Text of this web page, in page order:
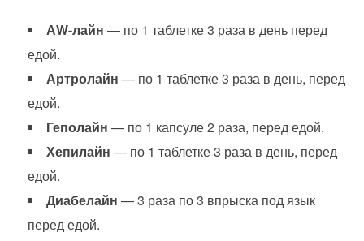
АW-лайн — по 1 таблетке 3 раза в день перед
едой.
Артролайн — по 1 таблетке 3 раза в день, перед
едой.
Геполайн — по 1 капсуле 2 раза, перед едой.
Хепилайн — по 1 таблетке 3 раза в день, перед
едой.
Диабелайн — 3 раза по 3 впрыска под язык
перед едой.